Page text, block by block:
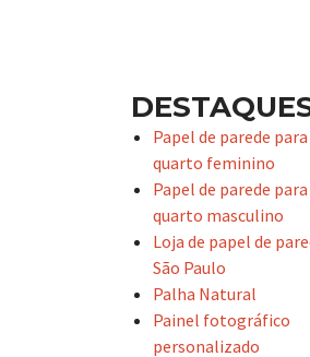
Papel de parede para
quarto feminino
Papel de parede para
quarto masculino
Loja de papel de
São Paulo
Palha Natural
Painel fotográfico
personalizado